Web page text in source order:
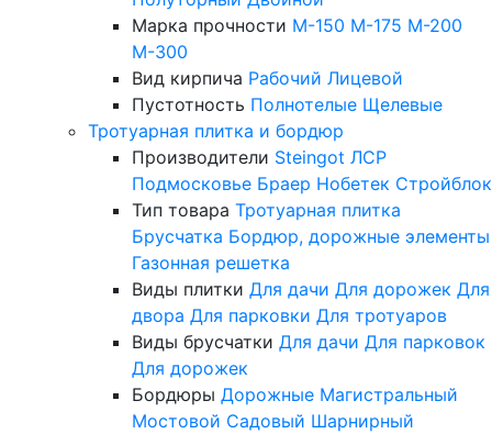
Марка прочности М-150 М-175 М-200
М-300
Вид кирпича Рабочий Лицевой
Пустотность Полнотелые Щелевые
Тротуарная плитка и бордюр
Производители Steingot ЛСР
Подмосковье Браер Нобетек Стройблок
Тип товара Тротуарная плитка
Брусчатка Бордюр, дорожные элементы
Газонная решетка
Виды плитки Для дачи Для дорожек Для
двора Для парковки Для тротуаров
Виды брусчатки Для дачи Для парковок
Для дорожек
Бордюры Дорожные Магистральный
Мостовой Садовый Шарнирный